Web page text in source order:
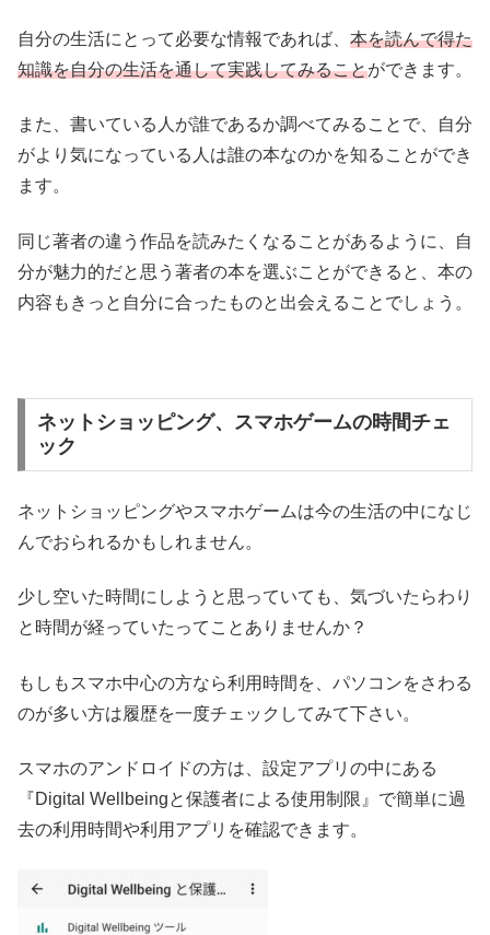
自分の生活にとって必要な情報であれば、 本を読んで得た
知識を自分の生活を通して実践してみることができます。
また、書いている人が誰であるか調べてみることで、自分
がより気になっている人は誰の本なのかを知ることができ
ます。
同じ著者の違う作品を読みたくなることがあるように、自
分が魅力的だと思う著者の本を選ぶことができると、本の
内容もきっと自分に合ったものと出会えることでしょう。
ネットショッピング、スマホゲームの時間チェ
ック
ネットショッピングやスマホゲームは今の生活の中になじ
んでおられるかもしれません。
少し空いた時間にしようと思っていても、気づいたらわり
と時間が経っていたってことありませんか？
もしもスマホ中心の方なら利用時間を、パソコンをさわる
のが多い方は履歴を一度チェックしてみて下さい。
スマホのアンドロイドの方は、設定アプリの中にある
『Digital Wellbeingと保護者による使用制限』で簡単に過
去の利用時間や利用アプリを確認できます。